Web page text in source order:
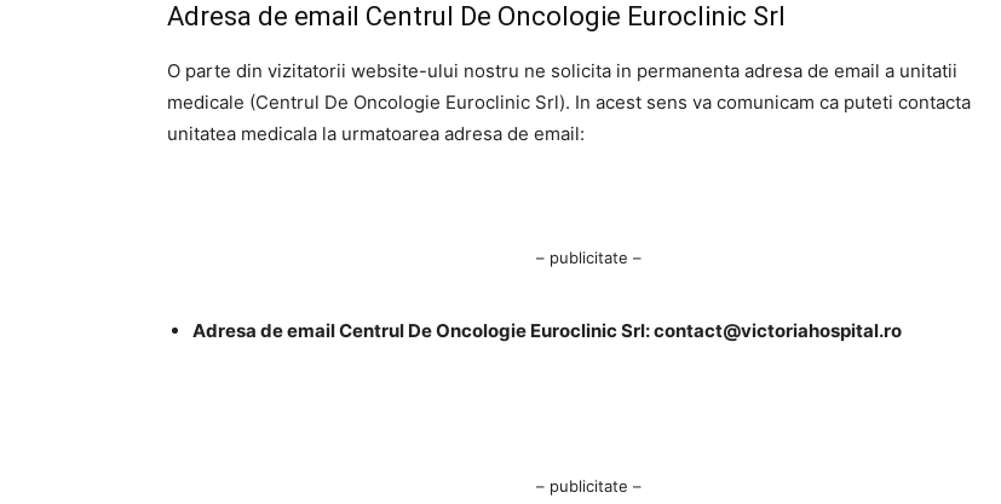
Adresa de email Centrul De Oncologie Euroclinic Srl
O parte din vizitatorii website-ului nostru ne solicita in permanenta adresa de email a unitatii
medicale (Centrul De Oncologie Euroclinic Srl). In acest sens va comunicam ca puteti contacta
unitatea medicala la urmatoarea adresa de email:
– publicitate –
Adresa de email Centrul De Oncologie Euroclinic Srl:contact@victoriahospital.ro
– publicitate –